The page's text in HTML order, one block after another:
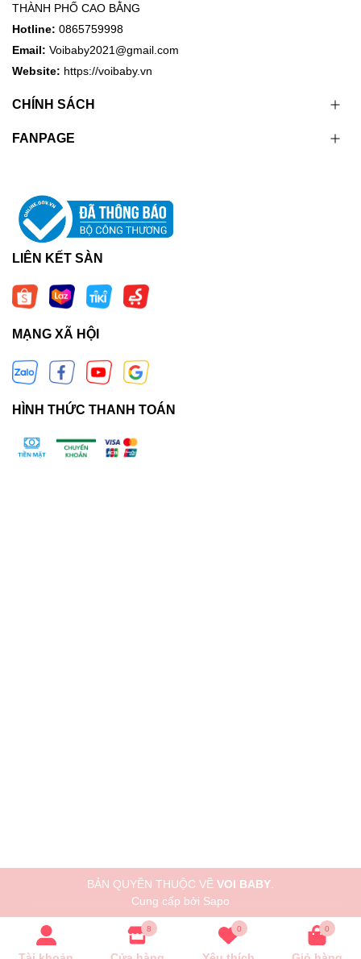
8 0 0
THÀNH PHỐ CAO BẰNG
Hotline: 0865759998
Email: Voibaby2021@gmail.com
Website: https://voibaby.vn
CHÍNH SÁCH
FANPAGE
LIÊN KẾT SÀN
MẠNG XÃ HỘI
HÌNH THỨC THANH TOÁN
BẢN QUYỀN THUỘC VỀ VOI BABY.
Cung cấp bởi Sapo